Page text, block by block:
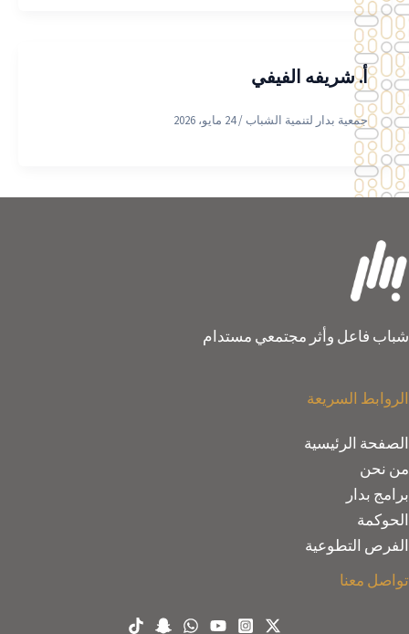
أ. شريفه الفيفي
جمعية بدار لتنمية الشباب/24 مايو، 2026
شباب فاعل وأثر مجتمعي مستدام
الروابط السريعة
الصفحة الرئيسية
من نحن
برامج بدار
الحوكمة
الفرص التطوعية
تواصل معنا